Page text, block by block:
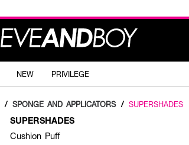
NEW PRIVILEGE
/ SPONGE AND APPLICATORS / SUPERSHADES
SUPERSHADES
Cushion Puff